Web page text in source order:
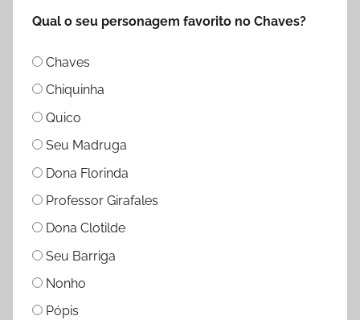
Qual o seu personagem favorito no Chaves?
Chaves
Chiquinha
Quico
Seu Madruga
Dona Florinda
Professor Girafales
Dona Clotilde
Seu Barriga
Nonho
Pópis